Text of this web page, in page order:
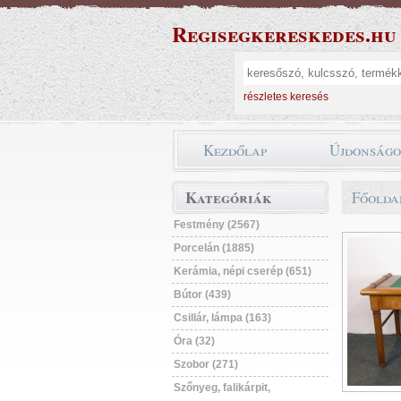
Regisegkereskedes.hu
részletes keresés
Kezdőlap
Kategóriák
Festmény (2567)
Porcelán (1885)
Kerámia, népi cserép (651)
Bútor (439)
Csillár, lámpa (163)
Óra (32)
Szobor (271)
Szőnyeg, falikárpit,